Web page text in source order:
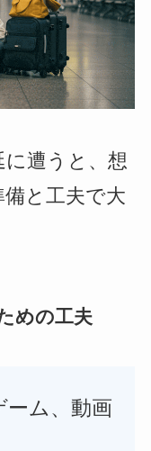
遭うと、想
と工夫で大
めの工夫
ム、動画